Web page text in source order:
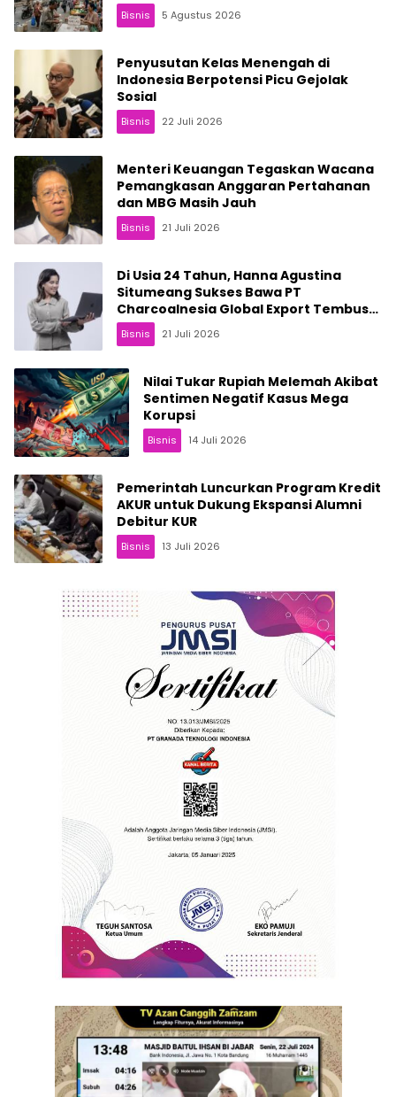
Bisnis 5 Agustus 2026
Penyusutan Kelas Menengah di
Indonesia Berpotensi Picu Gejolak
Sosial
Bisnis 22 Juli 2026
Menteri Keuangan Tegaskan Wacana
Pemangkasan Anggaran Pertahanan
dan MBG Masih Jauh
Bisnis 21 Juli 2026
Di Usia 24 Tahun, Hanna Agustina
Situmeang Sukses Bawa PT
Charcoalnesia Global Export Tembus
Pasar Internasional
Bisnis 21 Juli 2026
Nilai Tukar Rupiah Melemah Akibat
Sentimen Negatif Kasus Mega
Korupsi
Bisnis 14 Juli 2026
Pemerintah Luncurkan Program Kredit
AKUR untuk Dukung Ekspansi Alumni
Debitur KUR
Bisnis 13 Juli 2026